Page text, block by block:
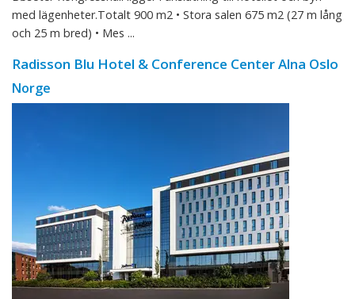
med lägenheter.Totalt 900 m2 • Stora salen 675 m2 (27 m lång
och 25 m bred) • Mes ...
Radisson Blu Hotel & Conference Center Alna Oslo
Norge